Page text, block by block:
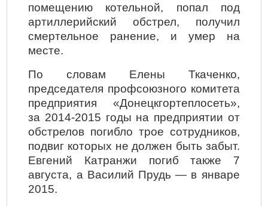
помещению котельной, попал под
артиллерийский обстрел, получил
смертельное ранение, и умер на
месте.
По словам Елены Ткаченко,
председателя профсоюзного комитета
предприятия «Донецкгортеплосеть»,
за 2014-2015 годы на предприятии от
обстрелов погибло трое сотрудников,
подвиг которых не должен быть забыт.
Евгений Катранжи погиб также 7
августа, а Василий Прудь — в январе
2015.